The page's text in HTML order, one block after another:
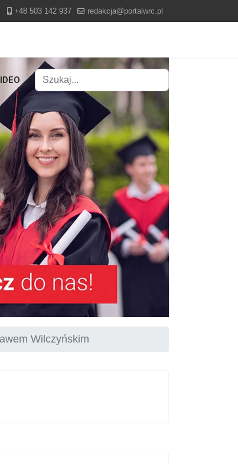
+48 503 142 937 redakcja@portalwrc.pl
Szukaj
Type 2 or more characters for results.
Wilczyńskim